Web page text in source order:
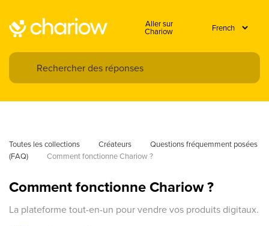
Aller sur
Chariow
Toutes les collections Créateurs
Questions fréquemment posées
(FAQ)
Comment fonctionne Chariow ?
Comment fonctionne Chariow ?
La plateforme tout-en-un pour vendre vos produits digitaux.